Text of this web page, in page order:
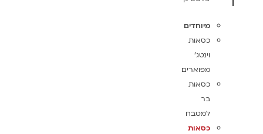
מיוחדים
כסאות
וינטג'
מפוארים
כסאות
בר
למטבח
כסאות